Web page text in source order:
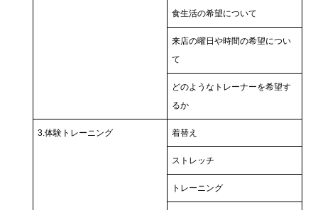
食生活の希望について
来店の曜日や時間の希望につい
て
どのようなトレーナーを希望す
るか
3.体験トレーニング 着替え
ストレッチ
トレーニング